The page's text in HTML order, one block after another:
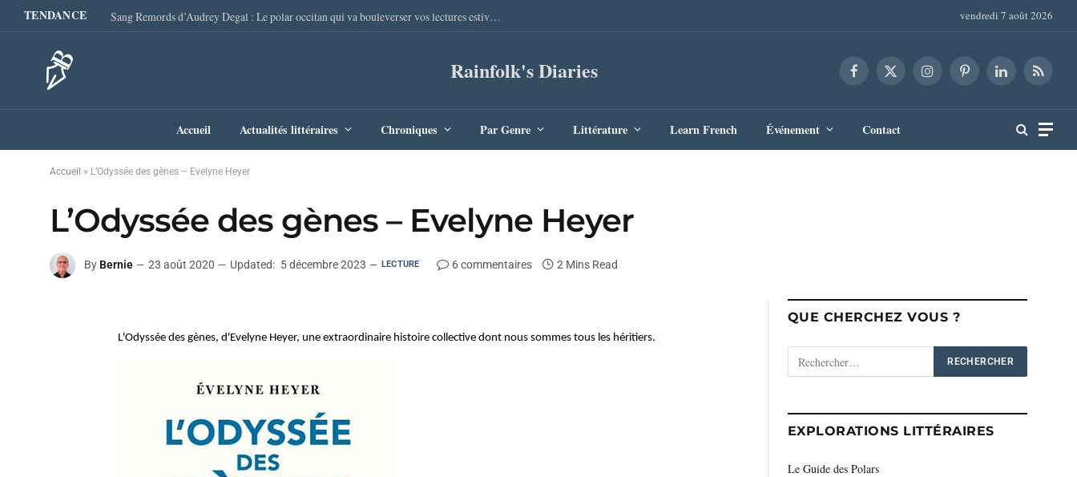
TENDANCE Sang Remords d’Audrey Degal : Le polar occitan qui va bouleverser vos lectures estivales vendredi 7 août 2026
Rainfolk's Diaries Facebook
X
InstagramPinterestLinkedInRSS
Accueil Actualités littéraires Chroniques Par Genre Littérature Learn French Événement Contact
Accueil » L’Odyssée des gènes – Evelyne Heyer
L’Odyssée des gènes – Evelyne Heyer
By Bernie 23 août 2020 Updated: 5 décembre 2023 LECTURE 6 commentaires 2 Mins Read
L'Odyssée des gènes, d'Evelyne Heyer, une extraordinaire histoire collective dont nous sommes tous les héritiers.
QUE CHERCHEZ VOUS ?
EXPLORATIONS LITTÉRAIRES
Le Guide des Polars